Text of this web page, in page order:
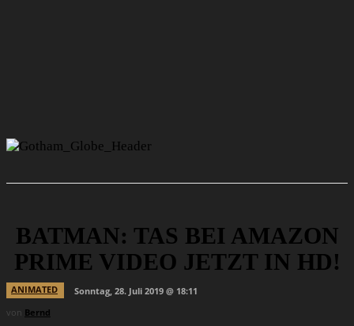
BATMAN: TAS BEI AMAZON
PRIME VIDEO JETZT IN HD!
ANIMATED
Sonntag, 28. Juli 2019 @ 18:11
von Bernd